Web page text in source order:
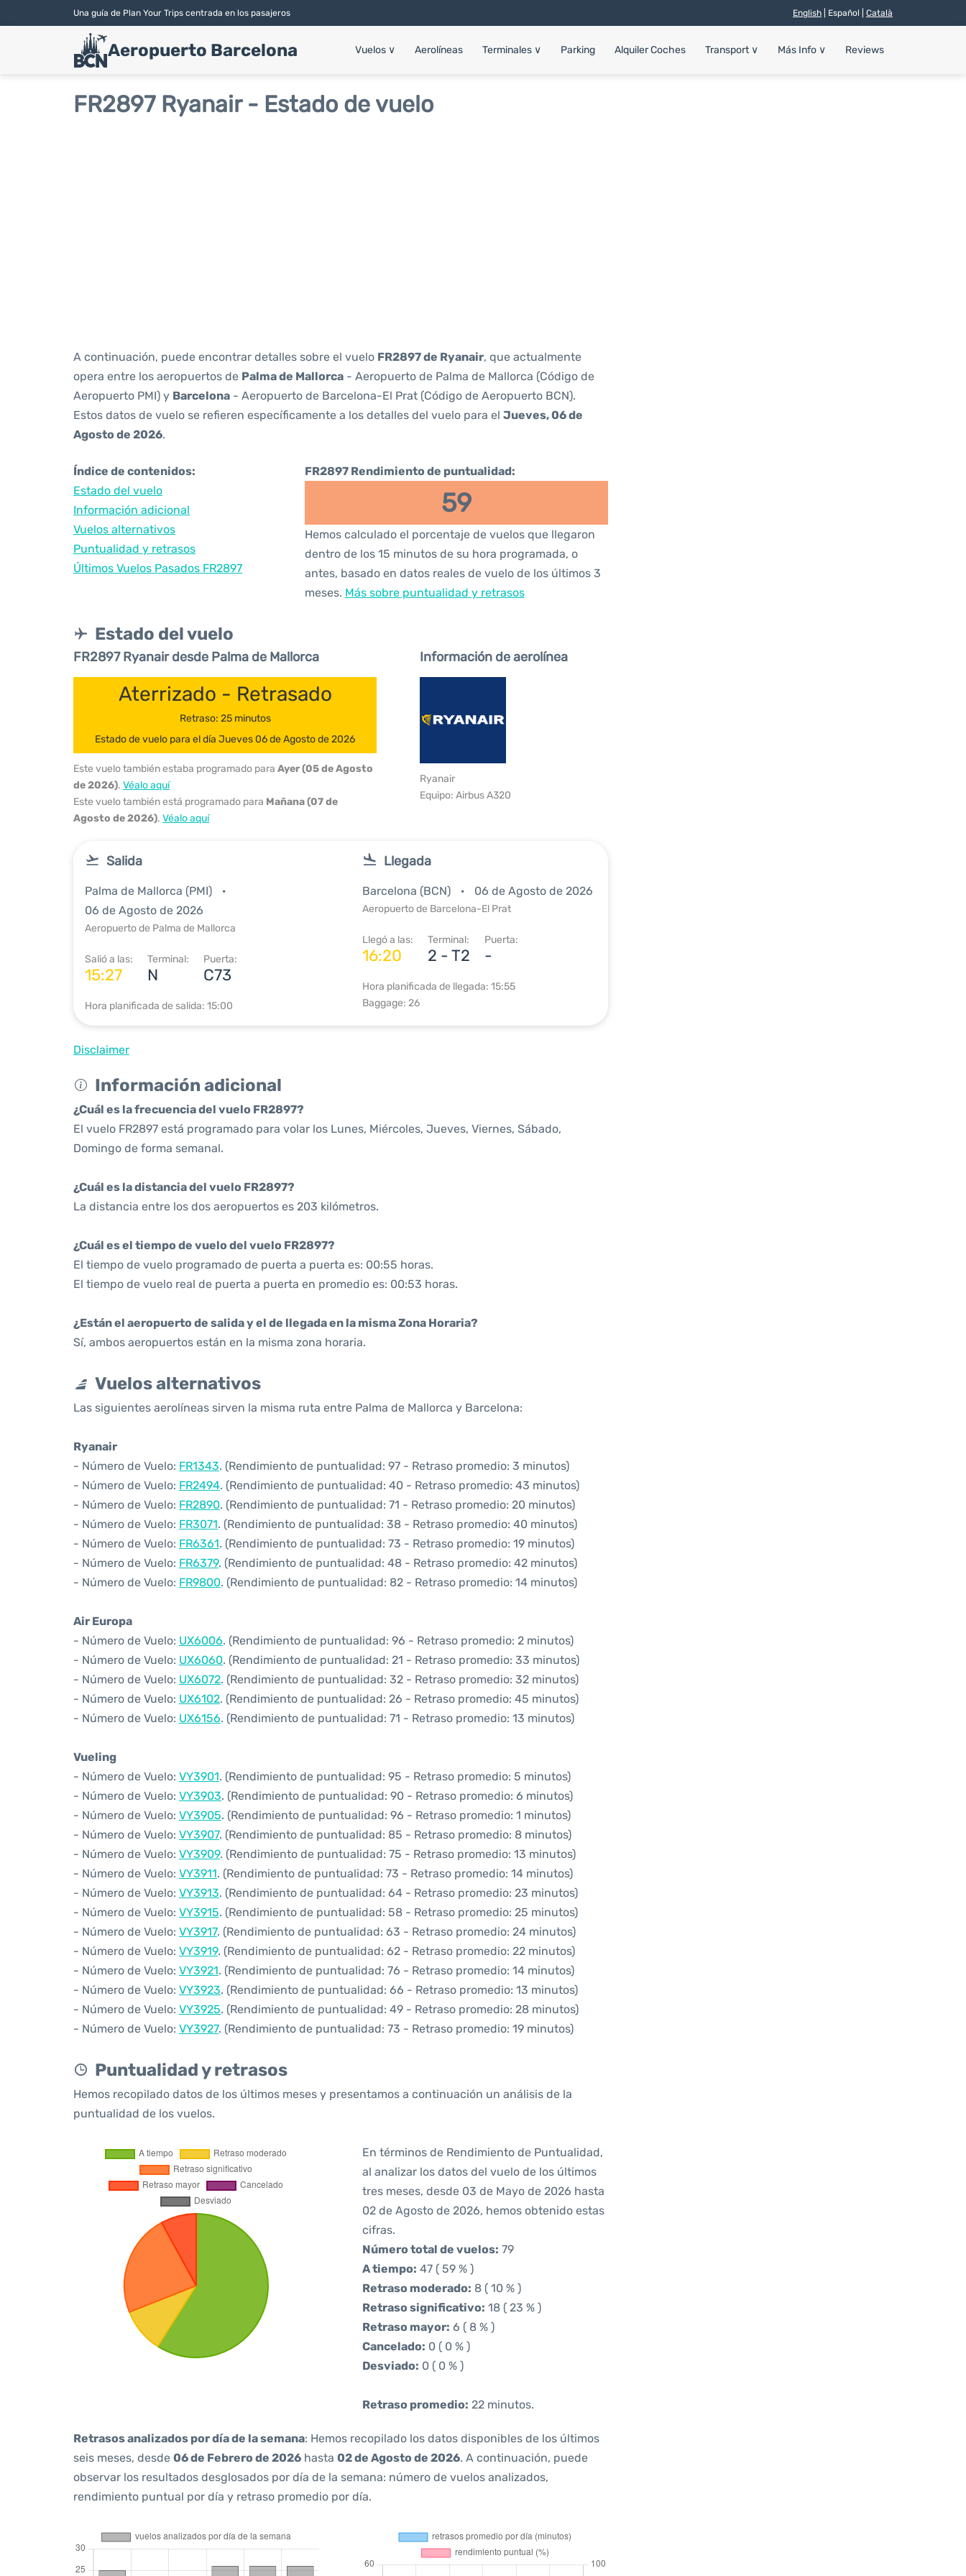
Una guía de Plan Your Trips centrada en los pasajeros English | Español | Català
Aeropuerto Barcelona Vuelos ∨ Aerolíneas Terminales ∨ Parking Alquiler Coches Transport ∨ Más Info ∨ Reviews
FR2897 Ryanair - Estado de vuelo
A continuación, puede encontrar detalles sobre el vuelo FR2897 de Ryanair, que actualmente
opera entre los aeropuertos de Palma de Mallorca - Aeropuerto de Palma de Mallorca (Código de
Aeropuerto PMI) y Barcelona - Aeropuerto de Barcelona-El Prat (Código de Aeropuerto BCN).
Estos datos de vuelo se refieren específicamente a los detalles del vuelo para el Jueves, 06 de
Agosto de 2026.
Índice de contenidos:
Estado del vuelo
Información adicional
Vuelos alternativos
Puntualidad y retrasos
Últimos Vuelos Pasados FR2897
FR2897 Rendimiento de puntualidad:
59
Hemos calculado el porcentaje de vuelos que llegaron
dentro de los 15 minutos de su hora programada, o
antes, basado en datos reales de vuelo de los últimos 3
meses. Más sobre puntualidad y retrasos
Estado del vuelo
FR2897 Ryanair desde Palma de Mallorca
Aterrizado - Retrasado
Retraso: 25 minutos
Estado de vuelo para el día Jueves 06 de Agosto de 2026
Este vuelo también estaba programado para Ayer (05 de Agosto
de 2026). Véalo aquí
Este vuelo también está programado para Mañana (07 de
Agosto de 2026). Véalo aquí
Información de aerolínea
Ryanair
Equipo: Airbus A320
Salida
Palma de Mallorca (PMI)
06 de Agosto de 2026
Aeropuerto de Palma de Mallorca
Salió a las:
15:27
Terminal:
N
Puerta:
C73
Hora planificada de salida: 15:00
Llegada
Barcelona (BCN) 06 de Agosto de 2026
Aeropuerto de Barcelona-El Prat
Llegó a las:
16:20
Terminal:
2 - T2
Puerta:
-
Hora planificada de llegada: 15:55
Baggage: 26
Disclaimer
Información adicional
¿Cuál es la frecuencia del vuelo FR2897?
El vuelo FR2897 está programado para volar los Lunes, Miércoles, Jueves, Viernes, Sábado,
Domingo de forma semanal.
¿Cuál es la distancia del vuelo FR2897?
La distancia entre los dos aeropuertos es 203 kilómetros.
¿Cuál es el tiempo de vuelo del vuelo FR2897?
El tiempo de vuelo programado de puerta a puerta es: 00:55 horas.
El tiempo de vuelo real de puerta a puerta en promedio es: 00:53 horas.
¿Están el aeropuerto de salida y el de llegada en la misma Zona Horaria?
Sí, ambos aeropuertos están en la misma zona horaria.
Vuelos alternativos
Las siguientes aerolíneas sirven la misma ruta entre Palma de Mallorca y Barcelona:
Ryanair
- Número de Vuelo: FR1343. (Rendimiento de puntualidad: 97 - Retraso promedio: 3 minutos)
- Número de Vuelo: FR2494. (Rendimiento de puntualidad: 40 - Retraso promedio: 43 minutos)
- Número de Vuelo: FR2890. (Rendimiento de puntualidad: 71 - Retraso promedio: 20 minutos)
- Número de Vuelo: FR3071. (Rendimiento de puntualidad: 38 - Retraso promedio: 40 minutos)
- Número de Vuelo: FR6361. (Rendimiento de puntualidad: 73 - Retraso promedio: 19 minutos)
- Número de Vuelo: FR6379. (Rendimiento de puntualidad: 48 - Retraso promedio: 42 minutos)
- Número de Vuelo: FR9800. (Rendimiento de puntualidad: 82 - Retraso promedio: 14 minutos)
Air Europa
- Número de Vuelo: UX6006. (Rendimiento de puntualidad: 96 - Retraso promedio: 2 minutos)
- Número de Vuelo: UX6060. (Rendimiento de puntualidad: 21 - Retraso promedio: 33 minutos)
- Número de Vuelo: UX6072. (Rendimiento de puntualidad: 32 - Retraso promedio: 32 minutos)
- Número de Vuelo: UX6102. (Rendimiento de puntualidad: 26 - Retraso promedio: 45 minutos)
- Número de Vuelo: UX6156. (Rendimiento de puntualidad: 71 - Retraso promedio: 13 minutos)
Vueling
- Número de Vuelo: VY3901. (Rendimiento de puntualidad: 95 - Retraso promedio: 5 minutos)
- Número de Vuelo: VY3903. (Rendimiento de puntualidad: 90 - Retraso promedio: 6 minutos)
- Número de Vuelo: VY3905. (Rendimiento de puntualidad: 96 - Retraso promedio: 1 minutos)
- Número de Vuelo: VY3907. (Rendimiento de puntualidad: 85 - Retraso promedio: 8 minutos)
- Número de Vuelo: VY3909. (Rendimiento de puntualidad: 75 - Retraso promedio: 13 minutos)
- Número de Vuelo: VY3911. (Rendimiento de puntualidad: 73 - Retraso promedio: 14 minutos)
- Número de Vuelo: VY3913. (Rendimiento de puntualidad: 64 - Retraso promedio: 23 minutos)
- Número de Vuelo: VY3915. (Rendimiento de puntualidad: 58 - Retraso promedio: 25 minutos)
- Número de Vuelo: VY3917. (Rendimiento de puntualidad: 63 - Retraso promedio: 24 minutos)
- Número de Vuelo: VY3919. (Rendimiento de puntualidad: 62 - Retraso promedio: 22 minutos)
- Número de Vuelo: VY3921. (Rendimiento de puntualidad: 76 - Retraso promedio: 14 minutos)
- Número de Vuelo: VY3923. (Rendimiento de puntualidad: 66 - Retraso promedio: 13 minutos)
- Número de Vuelo: VY3925. (Rendimiento de puntualidad: 49 - Retraso promedio: 28 minutos)
- Número de Vuelo: VY3927. (Rendimiento de puntualidad: 73 - Retraso promedio: 19 minutos)
Puntualidad y retrasos
Hemos recopilado datos de los últimos meses y presentamos a continuación un análisis de la
puntualidad de los vuelos.
En términos de Rendimiento de Puntualidad,
al analizar los datos del vuelo de los últimos
tres meses, desde 03 de Mayo de 2026 hasta
02 de Agosto de 2026, hemos obtenido estas
cifras.
Número total de vuelos: 79
A tiempo: 47 ( 59 % )
Retraso moderado: 8 ( 10 % )
Retraso significativo: 18 ( 23 % )
Retraso mayor: 6 ( 8 % )
Cancelado: 0 ( 0 % )
Desviado: 0 ( 0 % )
Retraso promedio: 22 minutos.
Retrasos analizados por día de la semana: Hemos recopilado los datos disponibles de los últimos
seis meses, desde 06 de Febrero de 2026 hasta 02 de Agosto de 2026. A continuación, puede
observar los resultados desglosados por día de la semana: número de vuelos analizados,
rendimiento puntual por día y retraso promedio por día.